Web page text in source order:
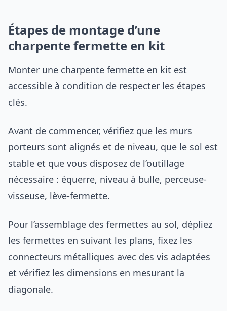
Étapes de montage d’une
charpente fermette en kit
Monter une charpente fermette en kit est
accessible à condition de respecter les étapes
clés.
Avant de commencer, vérifiez que les murs
porteurs sont alignés et de niveau, que le sol est
stable et que vous disposez de l’outillage
nécessaire : équerre, niveau à bulle, perceuse-
visseuse, lève-fermette.
Pour l’assemblage des fermettes au sol, dépliez
les fermettes en suivant les plans, fixez les
connecteurs métalliques avec des vis adaptées
et vérifiez les dimensions en mesurant la
diagonale.